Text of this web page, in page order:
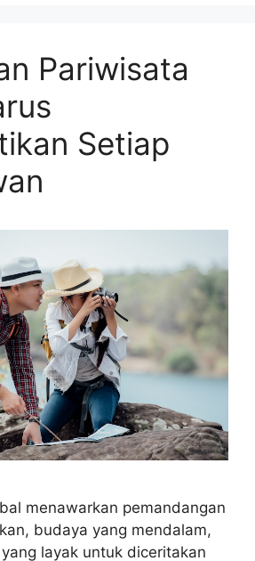
Pariwisata
Setiap
menawarkan pemandangan
budaya yang mendalam,
layak untuk diceritakan